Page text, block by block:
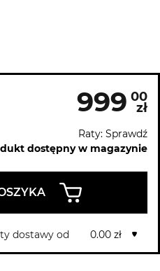
999 00
zł
Raty: Sprawdź
dostępny w magazynie
dostawy od 0.00 zł